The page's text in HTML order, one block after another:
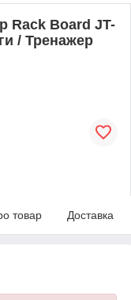
Rack Board JT-
/ Тренажер
товар Доставка